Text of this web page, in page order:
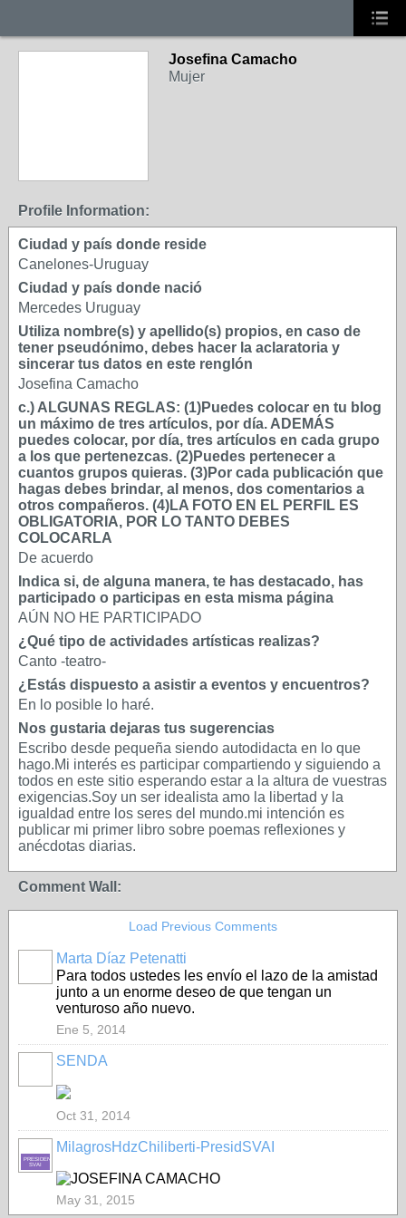
Josefina Camacho
Mujer
Profile Information:
Ciudad y país donde reside
Canelones-Uruguay
Ciudad y país donde nació
Mercedes Uruguay
Utiliza nombre(s) y apellido(s) propios, en caso de
tener pseudónimo, debes hacer la aclaratoria y
sincerar tus datos en este renglón
Josefina Camacho
c.) ALGUNAS REGLAS: (1)Puedes colocar en tu blog
un máximo de tres artículos, por día. ADEMÁS
puedes colocar, por día, tres artículos en cada grupo
a los que pertenezcas. (2)Puedes pertenecer a
cuantos grupos quieras. (3)Por cada publicación que
hagas debes brindar, al menos, dos comentarios a
otros compañeros. (4)LA FOTO EN EL PERFIL ES
OBLIGATORIA, POR LO TANTO DEBES
COLOCARLA
De acuerdo
Indica si, de alguna manera, te has destacado, has
participado o participas en esta misma página
AÚN NO HE PARTICIPADO
¿Qué tipo de actividades artísticas realizas?
Canto -teatro-
¿Estás dispuesto a asistir a eventos y encuentros?
En lo posible lo haré.
Nos gustaria dejaras tus sugerencias
Escribo desde pequeña siendo autodidacta en lo que
hago.Mi interés es participar compartiendo y siguiendo a
todos en este sitio esperando estar a la altura de vuestras
exigencias.Soy un ser idealista amo la libertad y la
igualdad entre los seres del mundo.mi intención es
publicar mi primer libro sobre poemas reflexiones y
anécdotas diarias.
Comment Wall:
Load Previous Comments
Marta Díaz Petenatti
Para todos ustedes les envío el lazo de la amistad
junto a un enorme deseo de que tengan un
venturoso año nuevo.
Ene 5, 2014
SENDA
Oct 31, 2014
PRESIDENTE-
SVAI
MilagrosHdzChiliberti-PresidSVAI
May 31, 2015